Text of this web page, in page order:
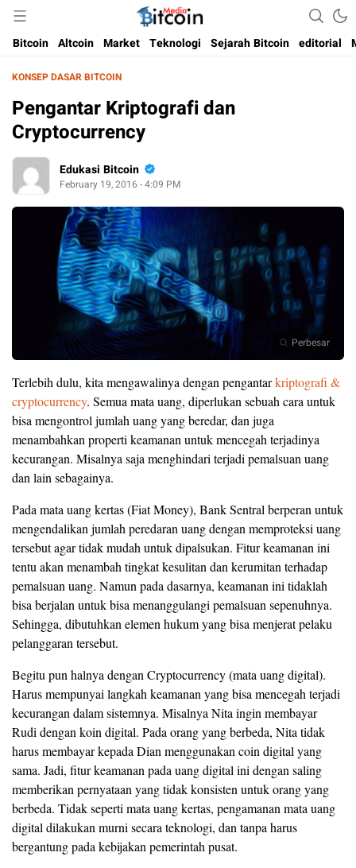
Bitcoin Media Indonesia
Media Bitcoin dan Cryptocurrency, dan Blockchain di Indonesia
Bitcoin Altcoin Market Teknologi Sejarah Bitcoin editorial
KONSEP DASAR BITCOIN
Pengantar Kriptografi dan
Cryptocurrency
Edukasi Bitcoin
February 19, 2016 - 4:09 PM
Perbesar
Terlebih dulu, kita mengawalinya dengan pengantarkriptografi &
cryptocurrency. Semua mata uang, diperlukan sebuah cara untuk
bisa mengontrol jumlah uang yang beredar, dan juga
menambahkan properti keamanan untuk mencegah terjadinya
kecurangan. Misalnya saja menghindari terjadi pemalsuan uang
dan lain sebagainya.
Pada mata uang kertas (Fiat Money), Bank Sentral berperan untuk
mengendalikan jumlah peredaran uang dengan memproteksi uang
tersebut agar tidak mudah untuk dipalsukan. Fitur keamanan ini
tentu akan menambah tingkat kesulitan dan kerumitan terhadap
pemalsuan uang. Namun pada dasarnya, keamanan ini tidaklah
bisa berjalan untuk bisa menanggulangi pemalsuan sepenuhnya.
Sehingga, dibutuhkan elemen hukum yang bisa menjerat pelaku
pelanggaran tersebut.
Begitu pun halnya dengan Cryptocurrency (mata uang digital).
Harus mempunyai langkah keamanan yang bisa mencegah terjadi
kecurangan dalam sistemnya. Misalnya Nita ingin membayar
Rudi dengan koin digital. Pada orang yang berbeda, Nita tidak
harus membayar kepada Dian menggunakan coin digital yang
sama. Jadi, fitur keamanan pada uang digital ini dengan saling
memberikan pernyataan yang tidak konsisten untuk orang yang
berbeda. Tidak seperti mata uang kertas, pengamanan mata uang
digital dilakukan murni secara teknologi, dan tanpa harus
bergantung pada kebijakan pemerintah pusat.